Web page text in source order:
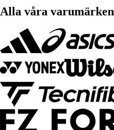
Alla våra varumärken